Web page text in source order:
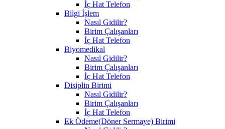
İç Hat Telefon
Bilgi İşlem
Nasıl Gidilir?
Birim Çalışanları
İç Hat Telefon
Biyomedikal
Nasıl Gidilir?
Birim Çalışanları
İç Hat Telefon
Disiplin Birimi
Nasıl Gidilir?
Birim Çalışanları
İç Hat Telefon
Ek Ödeme(Döner Sermaye) Birimi